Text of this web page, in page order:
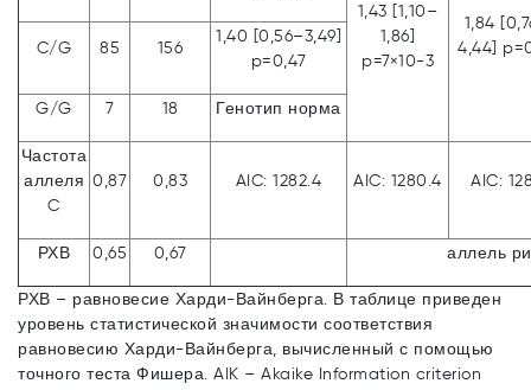
1,43 [1,10–
1,86]
p=7×10-3
1,84
4,44]
C/G 85 156
1,40 [0,56–3,49]
p=0,47
G/G 7 18 Генотип норма
Частота
аллеля
C
0,87 0,83 AIC: 1282.4 AIC: 1280.4 AIC:
РХВ 0,65 0,67 аллель
РХВ – равновесие Харди-Вайнберга. В таблице приведен
уровень статистической значимости соответствия
равновесию Харди-Вайнберга, вычисленный с помощью
точного теста Фишера. AIK – Akaike Information criterion